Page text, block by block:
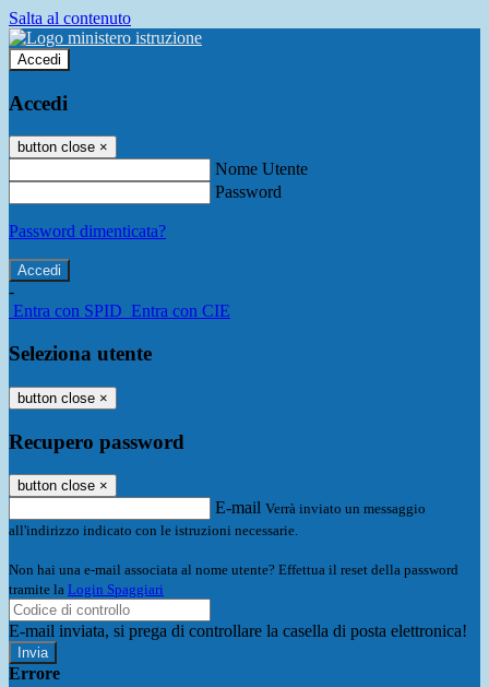
Salta al contenuto
Accedi
Accedi
button close ×
Nome Utente
Password
Password dimenticata?
-
Entra con SPID Entra con CIE
Seleziona utente
button close ×
Recupero password
button close ×
E-mail Verrà inviato un messaggio
all'indirizzo indicato con le istruzioni necessarie.
Non hai una e-mail associata al nome utente? Effettua il reset della password
tramite la Login Spaggiari
E-mail inviata, si prega di controllare la casella di posta elettronica!
Errore